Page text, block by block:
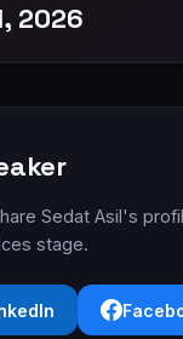
2026
Sedat Asil's
stage.